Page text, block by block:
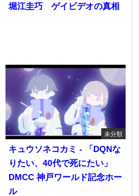
堀江圭巧 ゲイビデオの真相
未分類
キュウソネコカミ - 「DQNな
りたい、40代で死にたい」
DMCC 神戸ワールド記念ホー
ル